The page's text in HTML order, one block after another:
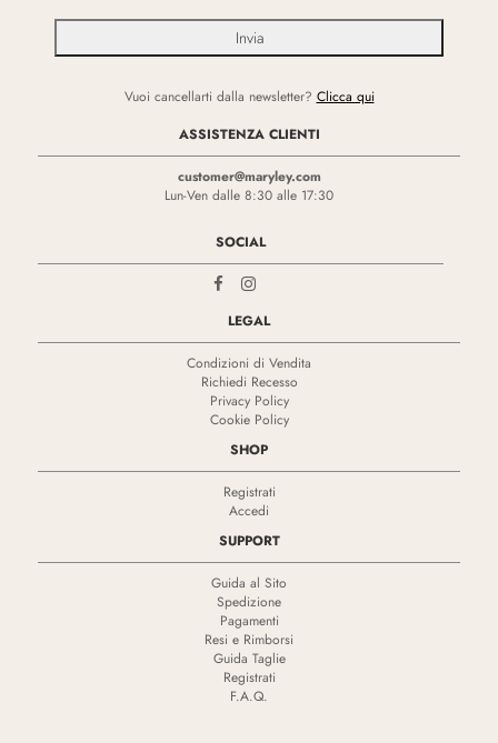
Vuoi cancellarti dalla newsletter? Clicca qui
ASSISTENZA CLIENTI
customer@maryley.com
Lun-Ven dalle 8:30 alle 17:30
SOCIAL
LEGAL
Condizioni di Vendita
Richiedi Recesso
Privacy Policy
Cookie Policy
SHOP
Registrati
Accedi
SUPPORT
Guida al Sito
Spedizione
Pagamenti
Resi e Rimborsi
Guida Taglie
Registrati
F.A.Q.